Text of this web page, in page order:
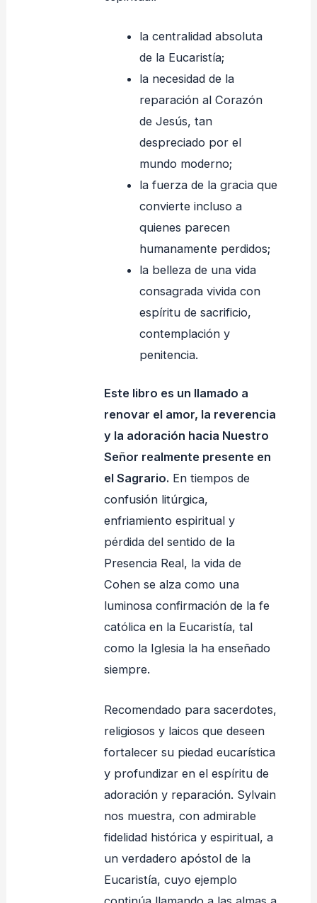
la centralidad absoluta
de la Eucaristía;
la necesidad de la
reparación al Corazón
de Jesús, tan
despreciado por el
mundo moderno;
la fuerza de la gracia que
convierte incluso a
quienes parecen
humanamente perdidos;
la belleza de una vida
consagrada vivida con
espíritu de sacrificio,
contemplación y
penitencia.
Este libro es un llamado a
renovar el amor, la reverencia
y la adoración hacia Nuestro
Señor realmente presente en
el Sagrario. En tiempos de
confusión litúrgica,
enfriamiento espiritual y
pérdida del sentido de la
Presencia Real, la vida de
Cohen se alza como una
luminosa confirmación de la fe
católica en la Eucaristía, tal
como la Iglesia la ha enseñado
siempre.
Recomendado para sacerdotes,
religiosos y laicos que deseen
fortalecer su piedad eucarística
y profundizar en el espíritu de
adoración y reparación. Sylvain
nos muestra, con admirable
fidelidad histórica y espiritual, a
un verdadero apóstol de la
Eucaristía, cuyo ejemplo